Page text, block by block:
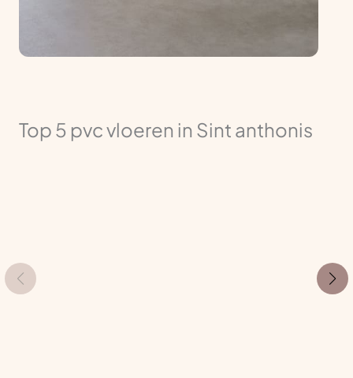
Top 5 pvc vloeren in Sint anthonis